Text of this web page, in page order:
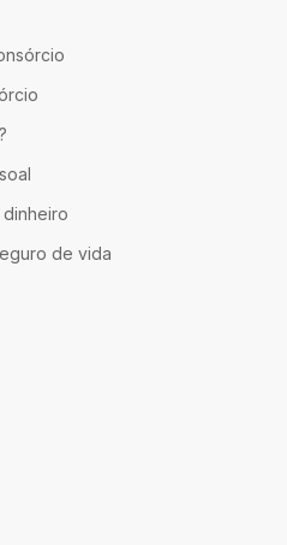
de vida